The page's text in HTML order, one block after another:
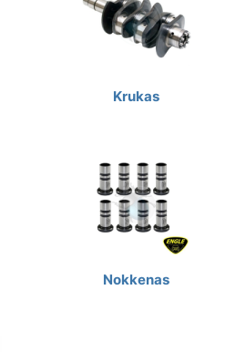
Krukas
Nokkenas